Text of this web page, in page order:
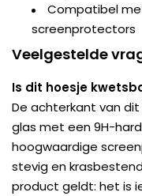
Compatibel
screenprotectors
Veelgestelde
Is dit hoesje
De achterkant van
glas met een 9H-
hoogwaardige
stevig en
product geldt: het is